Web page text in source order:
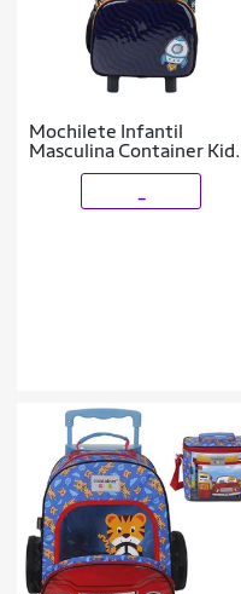
Mochilete Infantil
Masculina Container
Space - 5222